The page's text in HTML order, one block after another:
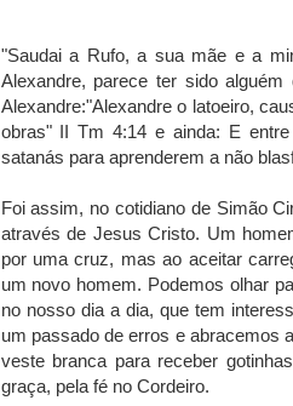
"Saudai a Rufo, a sua mãe e a
Alexandre, parece ter sido
Alexandre:"Alexandre o latoeiro,
obras" II Tm 4:14 e ainda: E
satanás para aprenderem a não
Foi assim, no cotidiano de Simão
através de Jesus Cristo. Um
por uma cruz, mas ao aceitar
um novo homem. Podemos olhar
no nosso dia a dia, que tem
um passado de erros e abracemos
veste branca para receber
graça, pela fé no Cordeiro.